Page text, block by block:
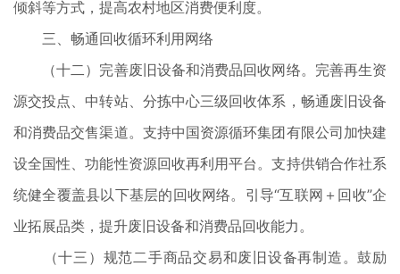
倾斜等方式，提高农村地区消费便利度。
三、畅通回收循环利用网络
（十二）完善废旧设备和消费品回收网络。完善再生资
源交投点、中转站、分拣中心三级回收体系，畅通废旧设备
和消费品交售渠道。支持中国资源循环集团有限公司加快建
设全国性、功能性资源回收再利用平台。支持供销合作社系
统健全覆盖县以下基层的回收网络。引导“互联网＋回收”企
业拓展品类，提升废旧设备和消费品回收能力。
（十三）规范二手商品交易和废旧设备再制造。鼓励